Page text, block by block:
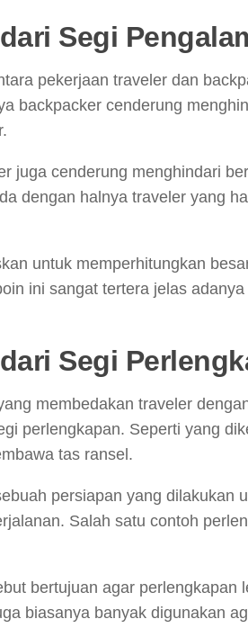
Segi
pekerjaan traveler dan
backpacker cenderung
juga cenderung menghindari
dengan halnya traveler yang
untuk memperhitungkan
ini sangat tertera jelas
Segi
membedakan traveler
perlengkapan. Seperti yang
tas ransel.
persiapan yang dilakukan
Salah satu contoh
bertujuan agar perlengkapan
biasanya banyak digunakan